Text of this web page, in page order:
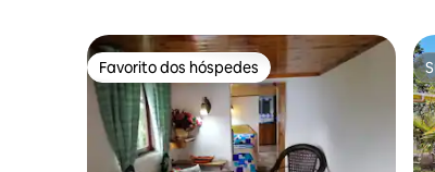
Favorito dos hóspedes
Favorito dos hóspedes